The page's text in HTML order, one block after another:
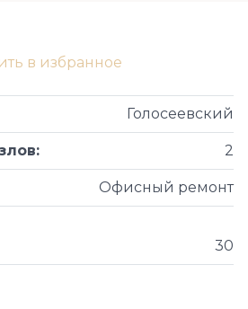
в избранное
Голосеевский
: 2
Офисный ремонт
30